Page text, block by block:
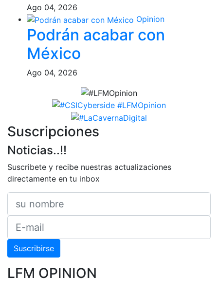
Ago 04, 2026
Opinion
Podrán acabar con
México
Ago 04, 2026
Suscripciones
Noticias..!!
Suscribete y recibe nuestras actualizaciones
directamente en tu inbox
Suscribirse
LFM OPINION